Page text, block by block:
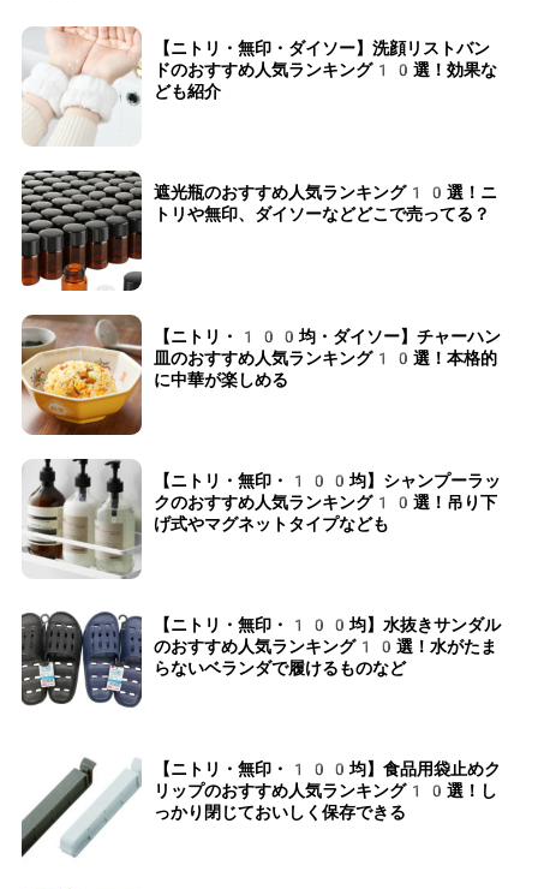
【ニトリ・無印・ダイソー】洗顔リストバン
ドのおすすめ人気ランキング10選！効果な
ども紹介
遮光瓶のおすすめ人気ランキング10選！ニ
トリや無印、ダイソーなどどこで売ってる？
【ニトリ・100均・ダイソー】チャーハン
皿のおすすめ人気ランキング10選！本格的
に中華が楽しめる
【ニトリ・無印・100均】シャンプーラッ
クのおすすめ人気ランキング10選！吊り下
げ式やマグネットタイプなども
【ニトリ・無印・100均】水抜きサンダル
のおすすめ人気ランキング10選！水がたま
らないベランダで履けるものなど
【ニトリ・無印・100均】食品用袋止めク
リップのおすすめ人気ランキング10選！し
っかり閉じておいしく保存できる